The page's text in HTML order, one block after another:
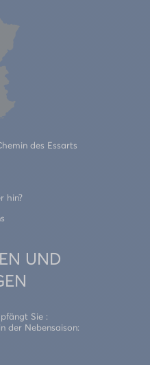
des Essarts
hin?
UND
Sie :
der Nebensaison: